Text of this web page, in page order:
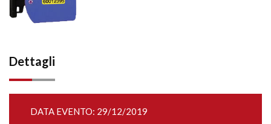
Dettagli
DATA EVENTO: 29/12/2019